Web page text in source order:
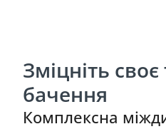
Зміцніть своє
бачення
Комплексна